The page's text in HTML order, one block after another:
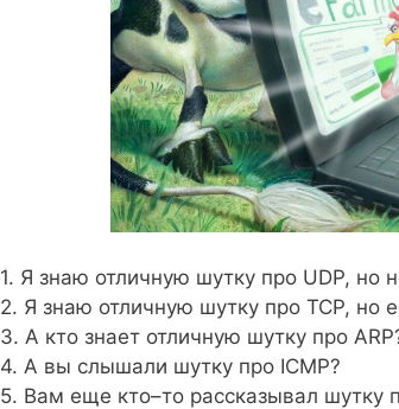
1. Я знаю отличную шутку про UDP, но
2. Я знаю отличную шутку про TCP, но
3. А кто знает отличную шутку про
4. А вы слышали шутку про ICMP?
5. Вам еще кто–то рассказывал шутку